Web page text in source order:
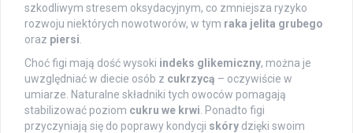
szkodliwym stresem oksydacyjnym, co zmniejsza ryzyko
rozwoju niektórych nowotworów, w tym raka jelita grubego
oraz piersi
Choć figi mają dość wysoki indeks glikemiczny, można je
uwzględniać w diecie osób z cukrzycą – oczywiście w
umiarze. Naturalne składniki tych owoców pomagają
stabilizować poziom cukru we krwi . Ponadto figi
przyczyniają się do poprawy kondycji skóry dzięki swoim